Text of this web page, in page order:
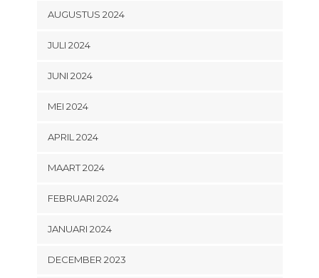
AUGUSTUS 2024
JULI 2024
JUNI 2024
MEI 2024
APRIL 2024
MAART 2024
FEBRUARI 2024
JANUARI 2024
DECEMBER 2023